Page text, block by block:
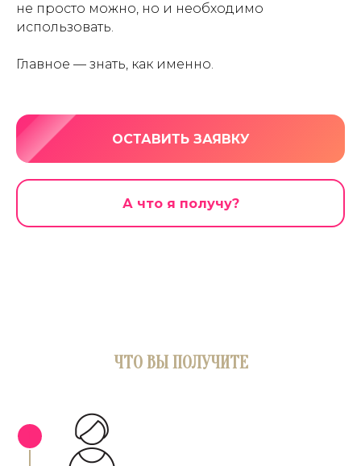
не просто можно, но и необходимо
использовать.
Главное — знать, как именно.
ОСТАВИТЬ ЗАЯВКУ
А что я получу?
ЧТО ВЫ ПОЛУЧИТЕ